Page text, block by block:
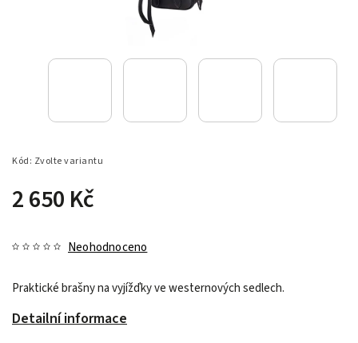
Kód: Zvolte variantu
2 650 Kč
Neohodnoceno
Praktické brašny na vyjížďky ve westernových sedlech.
Detailní informace